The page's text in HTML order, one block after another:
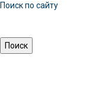
Поиск по сайту